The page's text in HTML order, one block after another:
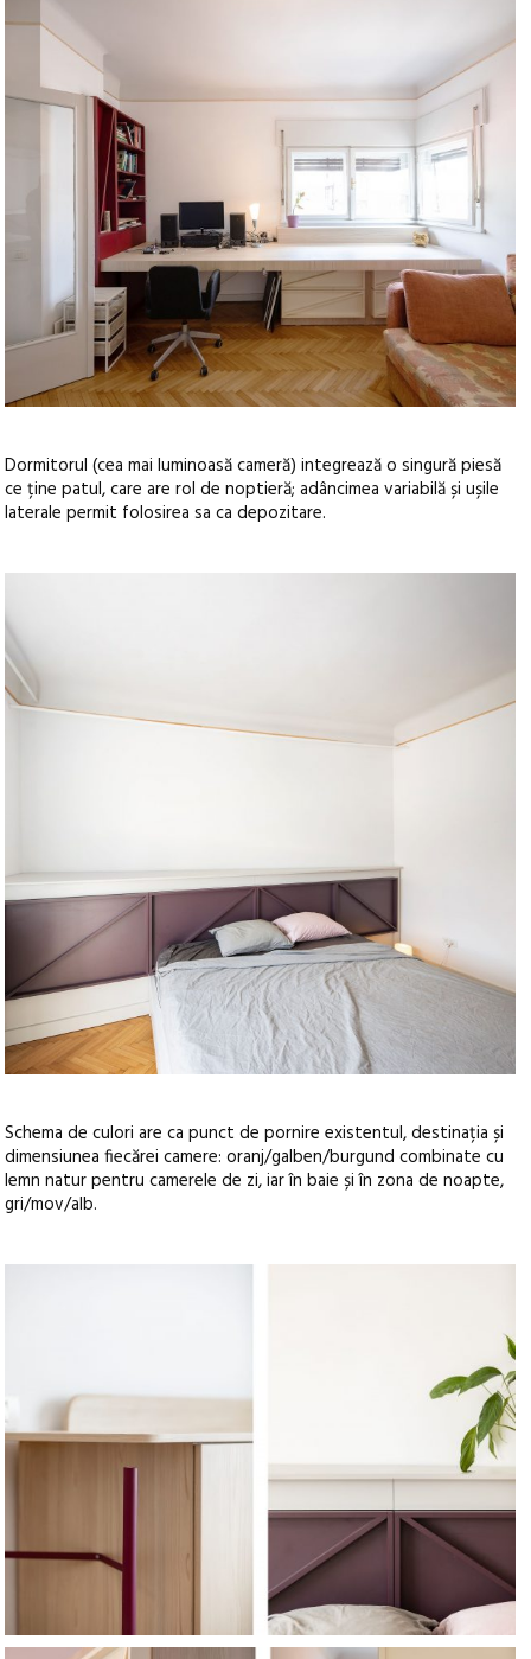
Dormitorul (cea mai luminoasă cameră) integrează o singură piesă
ce ține patul, care are rol de noptieră; adâncimea variabilă și ușile
laterale permit folosirea sa ca depozitare.
Schema de culori are ca punct de pornire existentul, destinația și
dimensiunea fiecărei camere: oranj/galben/burgund combinate cu
lemn natur pentru camerele de zi, iar în baie și în zona de noapte,
gri/mov/alb.